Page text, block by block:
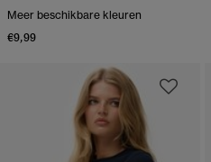
Meer beschikbare kleuren
€9,99